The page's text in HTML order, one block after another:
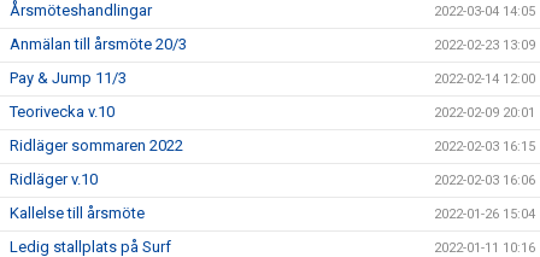
Årsmöteshandlingar 2022-03-04 14:05
Anmälan till årsmöte 20/3 2022-02-23 13:09
Pay & Jump 11/3 2022-02-14 12:00
Teorivecka v.10 2022-02-09 20:01
Ridläger sommaren 2022 2022-02-03 16:15
Ridläger v.10 2022-02-03 16:06
Kallelse till årsmöte 2022-01-26 15:04
Ledig stallplats på Surf 2022-01-11 10:16